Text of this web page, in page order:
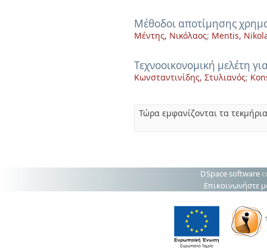
Μέθοδοι αποτίμησης
Μέντης, Νικόλαος; Mentis,
Τεχνοοικονομική μελέτη
Κωνσταντινίδης, Στυλιανός;
Τώρα εμφανίζονται τα
DSpace software
Επικοινωνήστε